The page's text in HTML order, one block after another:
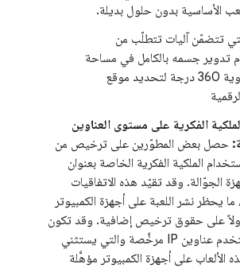
الأساسية بدون حلول بديلة.
تتضمّن آليات تتطلّب من
تدوير جسمه بالكامل في مساحة
فعلية بزاوية 360 درجة لتحديد موقع
الفكرية على مستوى العناوين
حصل بعض المطوّرين على ترخيص من
الملكية الفكرية الخاصة بعنوان
الجوّالة. وقد تقيّد هذه الاتفاقيات
يحظر نشر اللعبة على أجهزة الكمبيوتر
على حقوق ترخيص إضافية. وقد تكون
الألعاب التي تستخدم عناوين IP مرخَّصة والتي يستثني
الألعاب على أجهزة الكمبيوتر مؤهَّلة